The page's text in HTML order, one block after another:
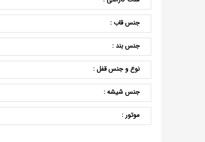
جنس قاب :
جنس بند :
نوع و جنس قفل :
جنس شیشه :
موتور :